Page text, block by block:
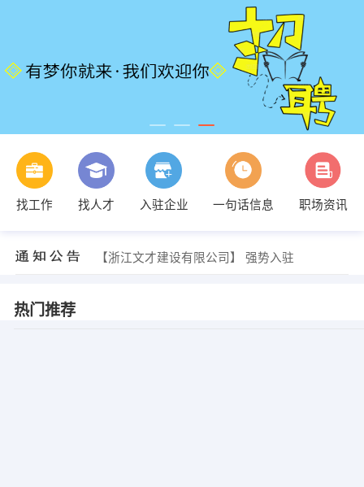
找工作 找人才 入驻企业 一句话信息
职场资讯
【浙江文才建设有限公司】 强势入驻
热门推荐